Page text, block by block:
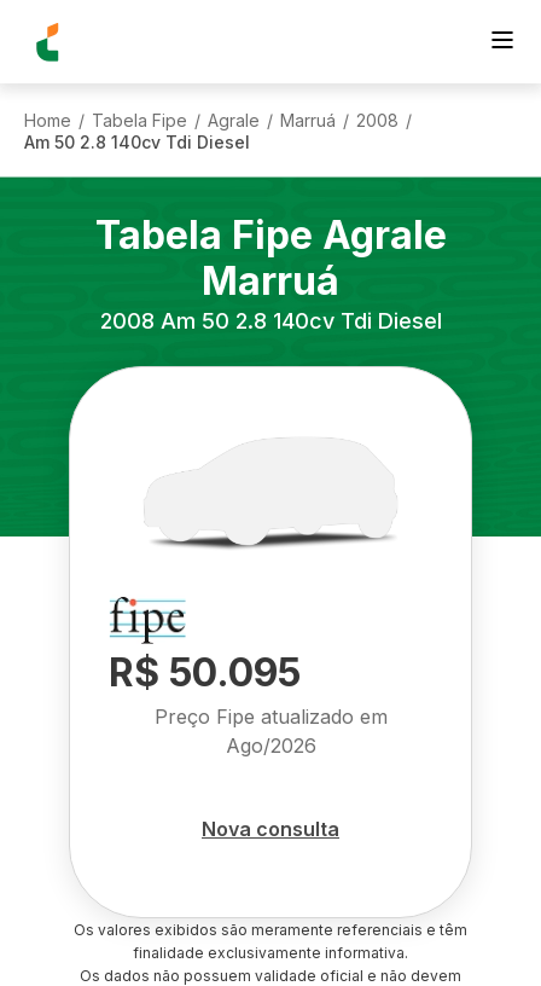
Home / Tabela Fipe / Agrale / Marruá / 2008 /
Am 50 2.8 140cv Tdi Diesel
Tabela Fipe Agrale
Marruá
2008 Am 50 2.8 140cv Tdi Diesel
R$ 50.095
Preço Fipe atualizado em
Ago/2026
Nova consulta
Os valores exibidos são meramente referenciais e têm
finalidade exclusivamente informativa.
Os dados não possuem validade oficial e não devem